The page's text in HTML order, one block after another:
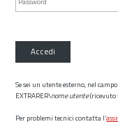
Accedi
Se sei un utente esterno, nel
EXTRARER\nome utente
Per problemi tecnici contatta l’